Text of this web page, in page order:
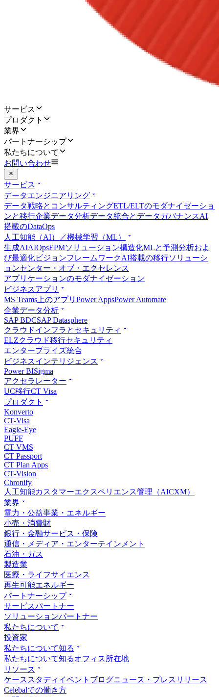
サービス
プロダクト
業界
パートナーシップ
私たちについて
お問い合わせ
サービス
データエンジニアリング
データ戦略とコンサルティングETL/ELTのモダナイゼーショ
ンと移行企業データ分析データ統合とデータガバナンスAI
搭載のDataOps
人工知能（AI）／機械学習（ML）
生成AIAIOpsEPMソリューション構造化MLと予測分析およ
び最適化ビジョンフレームワークAI搭載の移行ソリューシ
ョンセンター・オブ・エクセレンス
アプリケーションのモダナイゼーション
ビジネスアプリ
MS Teams上のアプリ Power AppsPower Automate
企業データ分析
SAP BDCSAP Datasphere
クラウドインフラとセキュリティ
ELZクラウド移行セキュリティ
エンタープライズ統合
ビジネスインテリジェンス
Power BISigma
アクセラレーター
UC移行CT Visa
プロダクト
Konverto
CT-Visa
Eagle-Eye
PUFF
CT VMS
CT Passport
CT Plan Apps
CT-Vision
Chronify
人工知能カスタマーエクスペリエンス管理（AICXM）
業界
電力・公益事業・エネルギー
小売・消費財
銀行・金融サービス・保険
通信・メディア・エンターテインメント
石油・ガス
製造業
医療・ライフサイエンス
再生可能エネルギー
パートナーシップ
サービスパートナー
ソリューションパートナー
私たちについて
投資家
私たちについて知る
私たちについて知るオフィス所在地
リソース
ケーススタディ イベント ブログニュース・プレスリリース
Celebalでの働き方